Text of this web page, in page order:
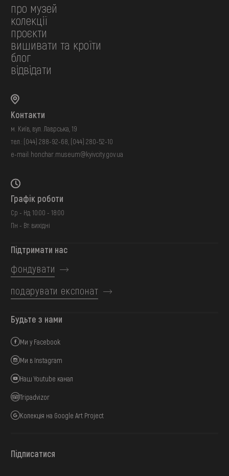
про музей
колекції
проєкти
вишивати та кроїти
блог
відвідати
Контакти
м. Київ, вул. Лаврська, 19
тел.: (044) 288-92-68 (044) 280-52-10
e-mail: honchar.museum@kyivcity.gov.ua
Графік роботи
Ср - Нд: 10:00 - 18:00
Пн - Вт: вихідні
Підтримати нас
фондувати
подарувати експонат
Будьте з нами
Ми у Facebook
Ми в Instagram
Наш Youtube канал
Tripadvizor
Колекція на Google Art Project
Підписатися